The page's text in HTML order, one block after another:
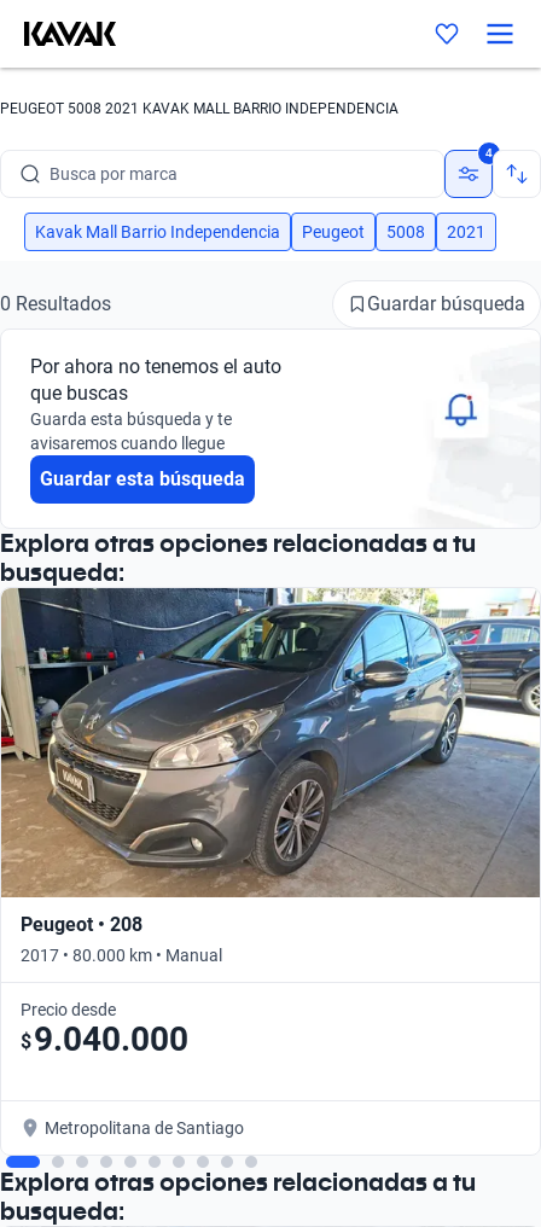
PEUGEOT 5008 2021 KAVAK MALL BARRIO INDEPENDENCIA
Busca por marca
Busca por modelo
Busca por año
Busca por marca
Busca por modelo
Busca por versión
Busca por año
4
Kavak Mall Barrio Independencia Peugeot 5008 2021
0 Resultados Guardar búsqueda
Por ahora no tenemos el auto
que buscas
Guarda esta búsqueda y te
avisaremos cuando llegue
Guardar esta búsqueda
Explora otras opciones relacionadas a tu
busqueda:
Peugeot • 208
2017 • 80.000 km • Manual
Precio desde
$9.040.000
Metropolitana de Santiago
Explora otras opciones relacionadas a tu
busqueda: